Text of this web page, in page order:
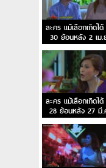
ละคร แม้เลือกเกิดไ
30 ย้อนหลัง 2 เม.
ละคร แม้เลือกเกิดไ
28 ย้อนหลัง 27 มี.